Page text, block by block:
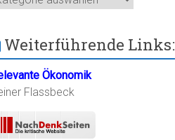
Weiterführende Links:
Ökonomik
Flassbeck